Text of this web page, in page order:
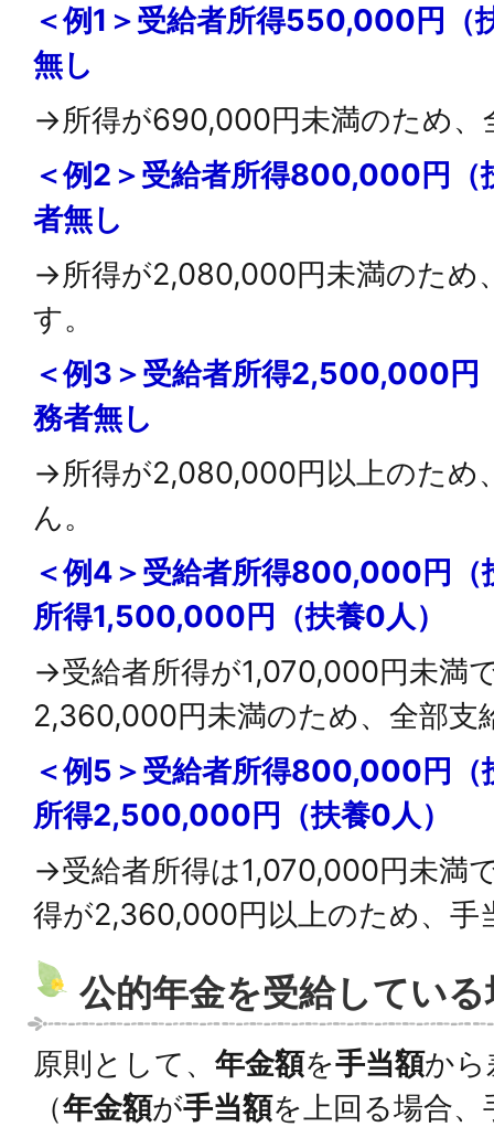
＜例1＞受給者所得550,000円（
無し
→所得が690,000円未満のため、
＜例2＞受給者所得800,000円（
者無し
→所得が2,080,000円未満のため
す。
＜例3＞受給者所得2,500,000円
務者無し
→所得が2,080,000円以上のため
ん。
＜例4＞受給者所得800,000円（
所得1,500,000円（扶養0人）
→受給者所得が1,070,000円未満
2,360,000円未満のため、全部支
＜例5＞受給者所得800,000円（
所得2,500,000円（扶養0人）
→受給者所得は1,070,000円未満
得が2,360,000円以上のため、手
公的年金を受給している
原則として、 年金額を手当額から
（年金額が手当額を上回る場合